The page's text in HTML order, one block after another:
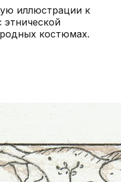
иллюстрации к
костюмах.